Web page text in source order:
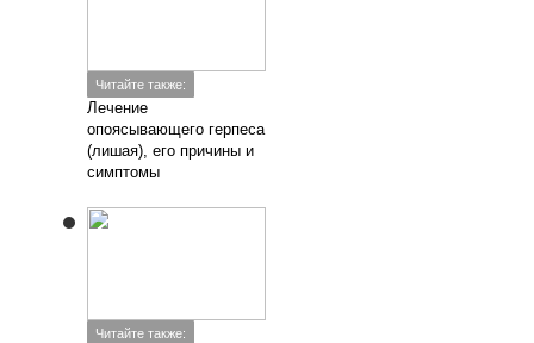
Читайте также:
Лечение
опоясывающего герпеса
(лишая), его причины и
симптомы
Читайте также: